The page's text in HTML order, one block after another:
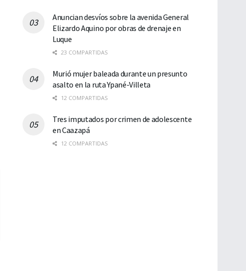
Anuncian desvíos sobre la avenida General
Elizardo Aquino por obras de drenaje en
Luque
23 COMPARTIDAS
Murió mujer baleada durante un presunto
asalto en la ruta Ypané-Villeta
12 COMPARTIDAS
Tres imputados por crimen de adolescente
en Caazapá
12 COMPARTIDAS